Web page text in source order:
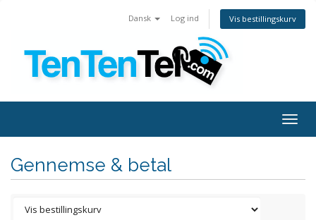
Dansk Log ind Vis bestillingskurv
Gennemse & betal